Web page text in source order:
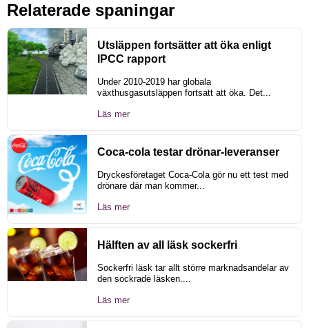
Relaterade spaningar
Utsläppen fortsätter att öka enligt
IPCC rapport
Under 2010-2019 har globala
växthusgasutsläppen fortsatt att öka. Det...
Läs mer
Coca-cola testar drönar-leveranser
Dryckesföretaget Coca-Cola gör nu ett test med
drönare där man kommer...
Läs mer
Hälften av all läsk sockerfri
Sockerfri läsk tar allt större marknadsandelar av
den sockrade läsken....
Läs mer